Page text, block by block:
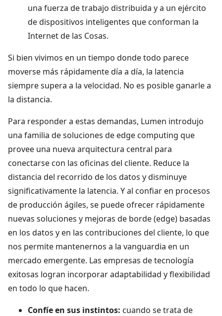
una fuerza de trabajo distribuida y a un ejército
de dispositivos inteligentes que conforman la
Internet de las Cosas.
Si bien vivimos en un tiempo donde todo parece
moverse más rápidamente día a día, la latencia
siempre supera a la velocidad. No es posible ganarle a
la distancia.
Para responder a estas demandas, Lumen introdujo
una familia de soluciones de edge computing que
provee una nueva arquitectura central para
conectarse con las oficinas del cliente. Reduce la
distancia del recorrido de los datos y disminuye
significativamente la latencia. Y al confiar en procesos
de producción ágiles, se puede ofrecer rápidamente
nuevas soluciones y mejoras de borde (edge) basadas
en los datos y en las contribuciones del cliente, lo que
nos permite mantenernos a la vanguardia en un
mercado emergente. Las empresas de tecnología
exitosas logran incorporar adaptabilidad y flexibilidad
en todo lo que hacen.
Confíe en sus instintos: cuando se trata de